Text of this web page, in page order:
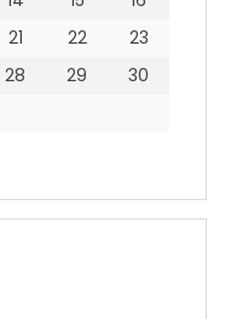
21 22
23
28 29
30